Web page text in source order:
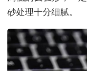
砂处理十分细腻。